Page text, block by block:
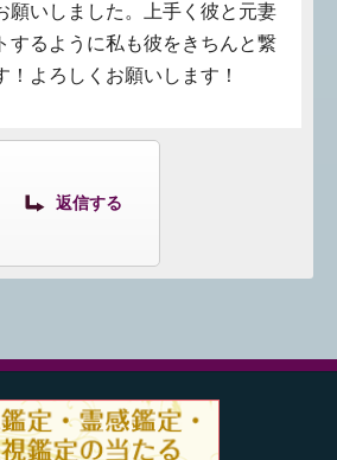
願いしました。上手く彼と元妻
するように私も彼をきちんと繋
！よろしくお願いします！
返信する